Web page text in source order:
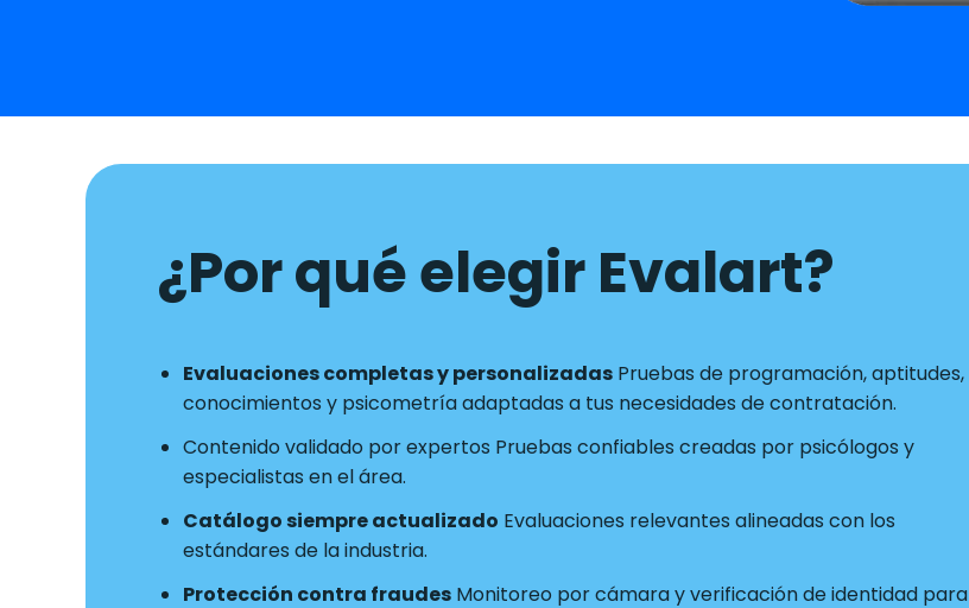
¿Por qué elegir Evalart?
Evaluaciones completas y personalizadas Pruebas de programación, aptitudes,
conocimientos y psicometría adaptadas a tus necesidades de contratación.
Contenido validado por expertos Pruebas confiables creadas por psicólogos y
especialistas en el área.
Catálogo siempre actualizado Evaluaciones relevantes alineadas con los
estándares de la industria.
Protección contra fraudes Monitoreo por cámara y verificación de identidad para